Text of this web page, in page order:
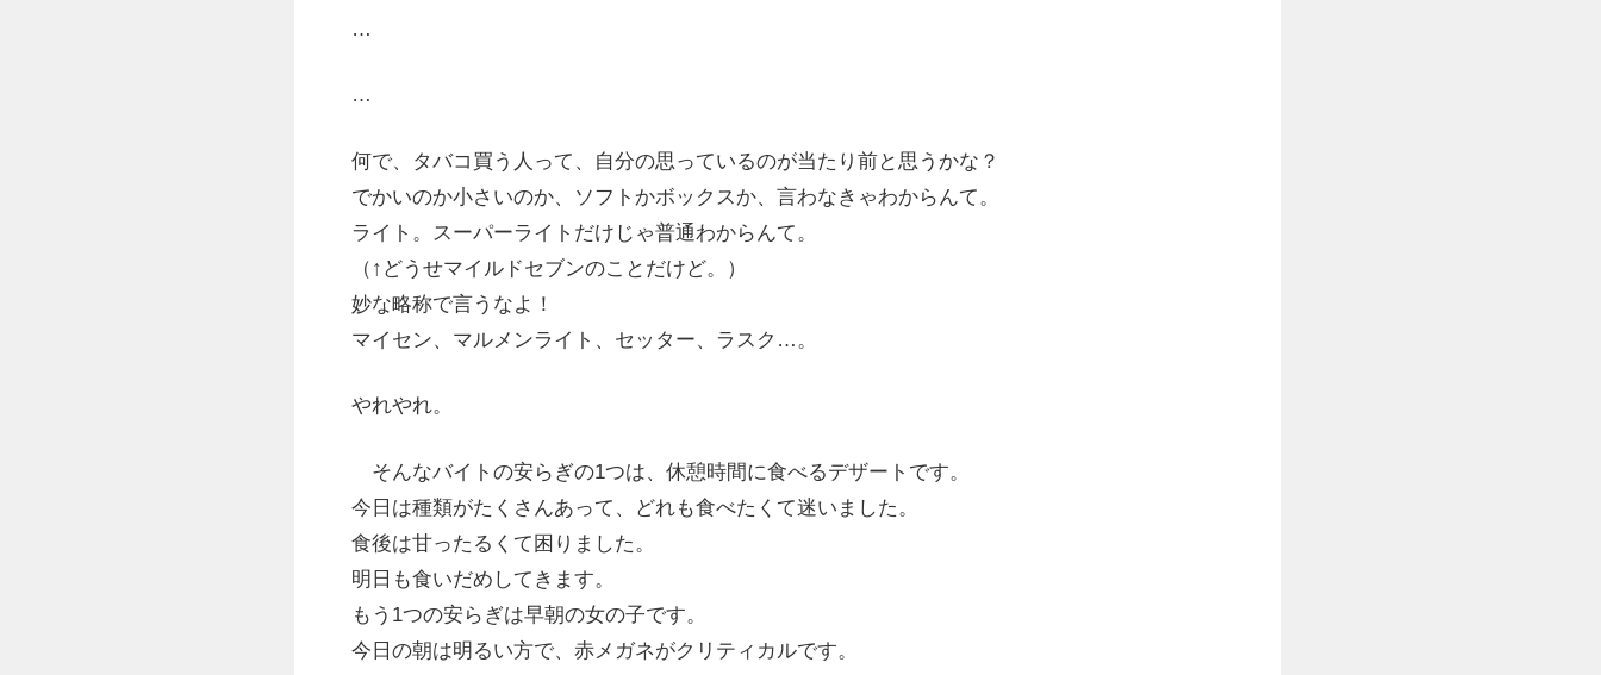
…
…
何で、タバコ買う人って、自分の思っているのが当たり前と思うかな？
でかいのか小さいのか、ソフトかボックスか、言わなきゃわからんて。
ライト。スーパーライトだけじゃ普通わからんて。
（↑どうせマイルドセブンのことだけど。）
妙な略称で言うなよ！
マイセン、マルメンライト、セッター、ラスク…。
やれやれ。
そんなバイトの安らぎの1つは、休憩時間に食べるデザートです。
今日は種類がたくさんあって、どれも食べたくて迷いました。
食後は甘ったるくて困りました。
明日も食いだめしてきます。
もう1つの安らぎは早朝の女の子です。
今日の朝は明るい方で、赤メガネがクリティカルです。